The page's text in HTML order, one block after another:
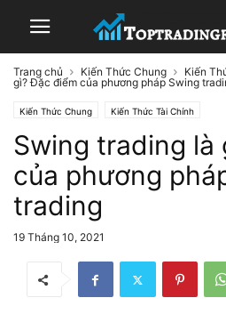
Trang chủ Kiến Thức Chung Kiến
gì? Đặc điểm của phương pháp Swing
Kiến Thức Chung Kiến Thức Tài Chính
Swing trading là
của phương
trading
19 Tháng 10, 2021